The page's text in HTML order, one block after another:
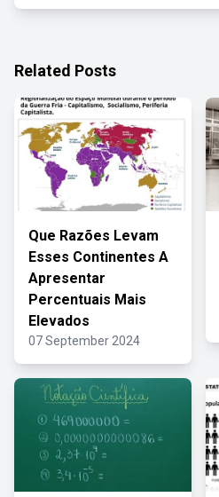
Related Posts
Que Razões Levam
Esses Continentes A
Apresentar
Percentuais Mais
Elevados
07 September 2024